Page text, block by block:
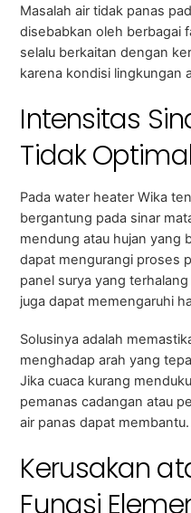
Masalah air tidak panas
disebabkan oleh berbagai
selalu berkaitan dengan
karena kondisi lingkungan
Intensitas
Tidak
Pada water heater Wika
bergantung pada sinar
mendung atau hujan yang
dapat mengurangi proses
panel surya yang
juga dapat memengaruhi
Solusinya adalah
menghadap arah yang
Jika cuaca kurang
pemanas cadangan atau
air panas dapat membantu.
Kerusakan
Fungsi